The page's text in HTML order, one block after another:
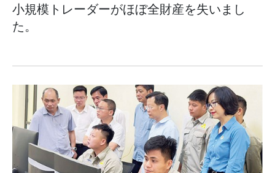
小規模トレーダーがほぼ全財産を失いまし
た。